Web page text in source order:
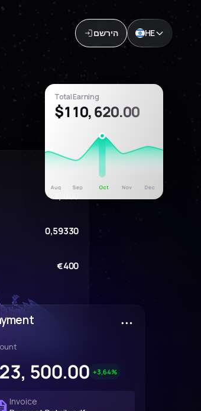
הירשם HE
3, 000
0,59330
€400
Total Earning
$110, 620.00
500.00 +3,64%
Invoice